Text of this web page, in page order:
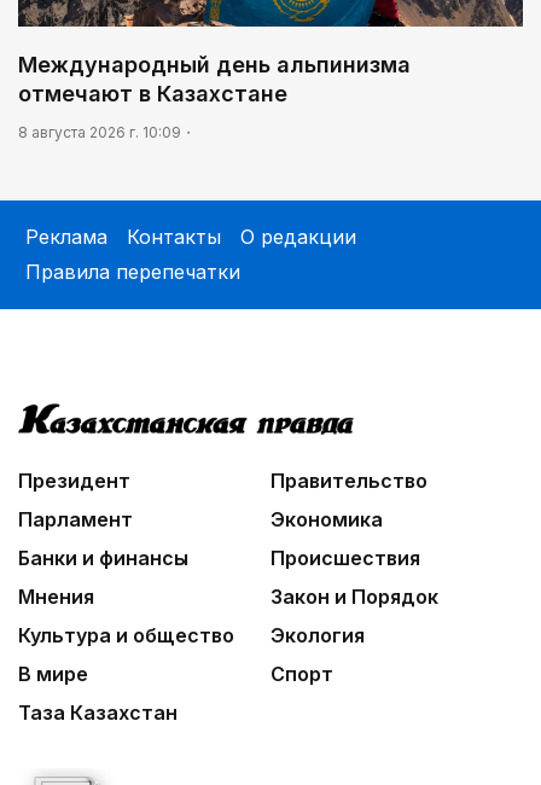
Международный день альпинизма
отмечают в Казахстане
8 августа 2026 г. 10:09
Реклама Контакты
О редакции
Правила перепечатки
Президент
Правительство
Парламент
Экономика
Банки и финансы
Происшествия
Мнения
Закон и Порядок
Культура и общество
Экология
В мире
Спорт
Таза Казахстан